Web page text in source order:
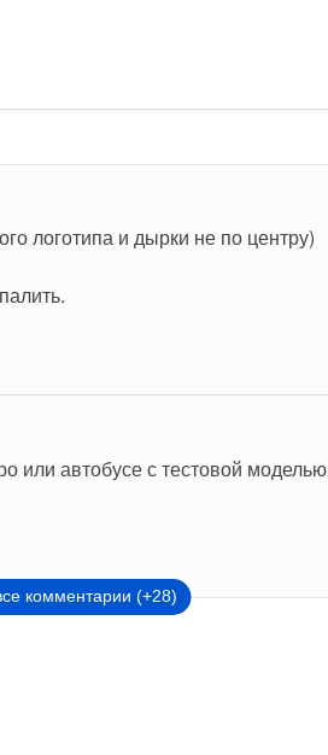
логотипа и дырки не по центру)
или автобусе с тестовой моделью
комментарии (+28)